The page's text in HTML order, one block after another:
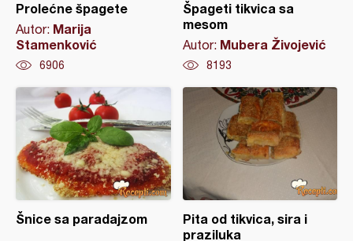
Prolećne špagete
Autor: Marija
Stamenković
6906
Špageti tikvica sa
mesom
Autor: Mubera Živojević
8193
Šnice sa paradajzom
Pita od tikvica, sira i
praziluka